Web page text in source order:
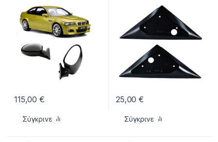
Τεμάχια
115,00€
Σύγκρινε
25,00€
Σύγκρινε